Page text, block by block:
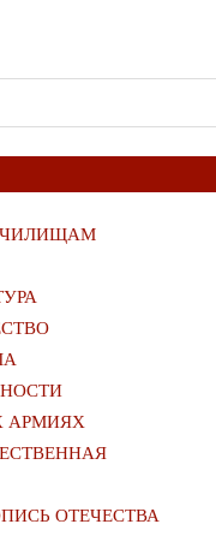
АРМИЯХ
ОТЕЧЕСТВА